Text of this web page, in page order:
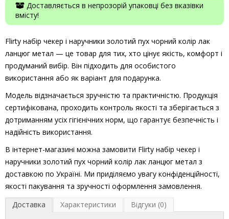
Доставляється в непрозорій упаковці без вказівки
вмісту!
Flirty набір чекер і наручники золотий пух чорний колір лак
ланцюг метал — це товар для тих, хто цінує якість, комфорт і
продуманий вибір. Він підходить для особистого
використання або як варіант для подарунка.
Модель відзначається зручністю та практичністю. Продукція
сертифікована, проходить контроль якості та зберігається з
дотриманням усіх гігієнічних норм, що гарантує безпечність і
надійність використання.
В інтернет-магазині можна замовити Flirty набір чекер і
наручники золотий пух чорний колір лак ланцюг метал з
доставкою по Україні. Ми приділяємо увагу конфіденційності,
якості пакування та зручності оформлення замовлення.
Доставка
Характеристики Відгуки (0)